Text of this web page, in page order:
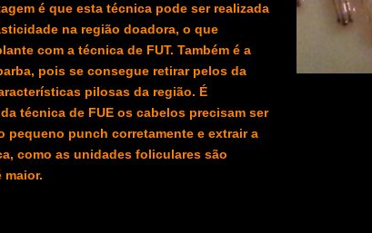
é que esta técnica pode ser realizada
na região doadora, o que
com a técnica de FUT. Também é a
pois se consegue retirar pelos da
pilosas da região. É
técnica de FUE os cabelos precisam ser
punch corretamente e extrair a
como as unidades foliculares são
maior.